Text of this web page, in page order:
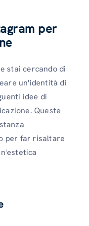
per
stai cercando di
un'identità di
idee di
Queste
per far risaltare